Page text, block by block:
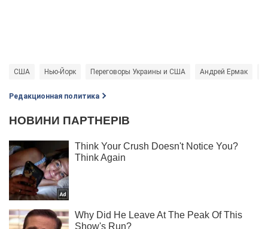
США Нью-Йорк Переговоры Украины и США Андрей Ермак
Редакционная политика